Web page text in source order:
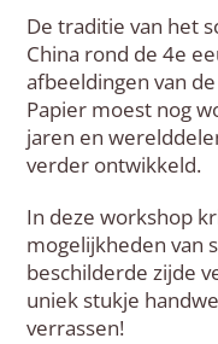
De traditie van het
China rond de 4e
afbeeldingen van
Papier moest nog
jaren en
verder ontwikkeld.
In deze workshop
mogelijkheden van
beschilderde zijde
uniek stukje
verrassen!